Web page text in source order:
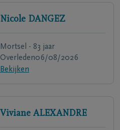
Nicole DANGEZ
Mortsel - 83 jaar
Overleden06/08/2026
Bekijken
Viviane ALEXANDRE